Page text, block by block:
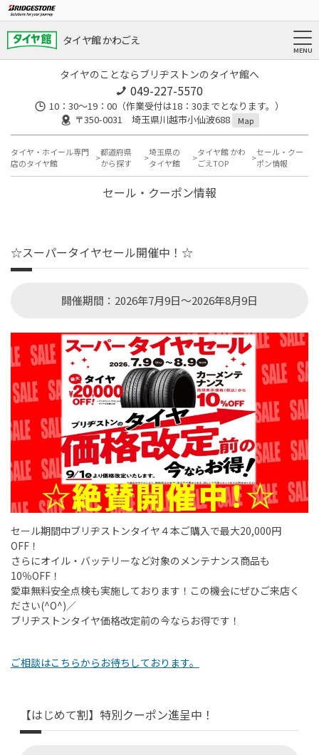
タイヤ館 かわごえ
タイヤのことならブリヂストンのタイヤ館へ
049-227-5570
10：30～19：00（作業受付は18：30までとなります。）
〒350-0031 埼玉県川越市小仙波688
Map
タイヤ・ホイール専門
店のタイヤ館
都道府県
から探す
埼玉県の
タイヤ館
タイヤ館 かわ
ごえTOP
セール・クー
ポン情報
セール・クーポン情報
☆スーパータイヤセール開催中！☆
開催期間：2026年7月9日～2026年8月9日
セール期間中ブリヂストンタイヤ４本ご購入で最大20,000円
OFF！
さらにオイル・バッテリーなど対象のメンテナンス商品も
10％OFF！
愛車無料安全点検も実施しております！この機会にぜひご来店く
ださい(^O^)／
ブリヂストンタイヤ価格改定前の今ならお得です！
ご相談はこちらからお待ちしております。
【はじめて割】特別クーポン進呈中！